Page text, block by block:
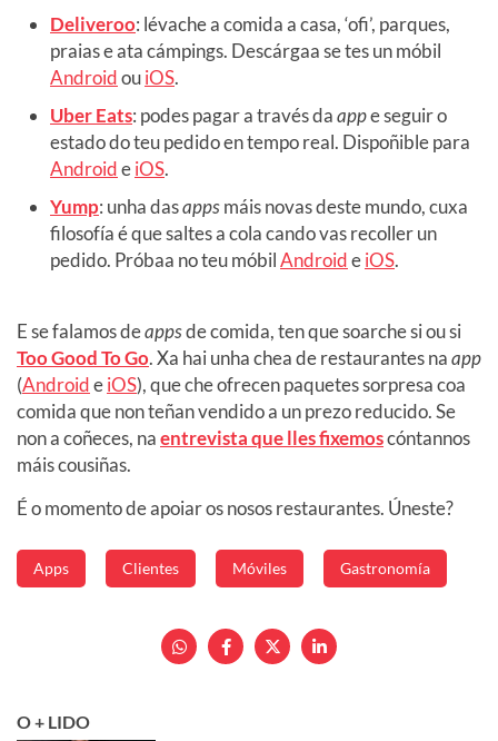
Deliveroo: lévache a comida a casa, ‘ofi’, parques,
praias e ata cámpings. Descárgaa se tes un móbil
AndroidouiOS.
Uber Eats: podes pagar a través daappe seguir o
estado do teu pedido en tempo real. Dispoñible para
AndroideiOS.
Yump: unha dasappsmáis novas deste mundo, cuxa
filosofía é que saltes a cola cando vas recoller un
pedido. Próbaa no teu móbilAndroideiOS.
E se falamos deappsde comida, ten que soarche si ou si
Too Good To Go. Xa hai unha chea de restaurantes naapp
(AndroideiOS), que che ofrecen paquetes sorpresa coa
comida que non teñan vendido a un prezo reducido. Se
non a coñeces, naentrevista que lles fixemoscóntannos
máis cousiñas.
É o momento de apoiar os nosos restaurantes. Úneste?
Apps Clientes Móviles Gastronomía
O + LIDO